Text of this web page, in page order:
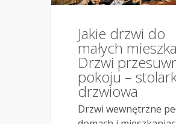
Jakie drzwi do
małych
Drzwi
pokoju –
drzwiowa
Drzwi wewnętrzne